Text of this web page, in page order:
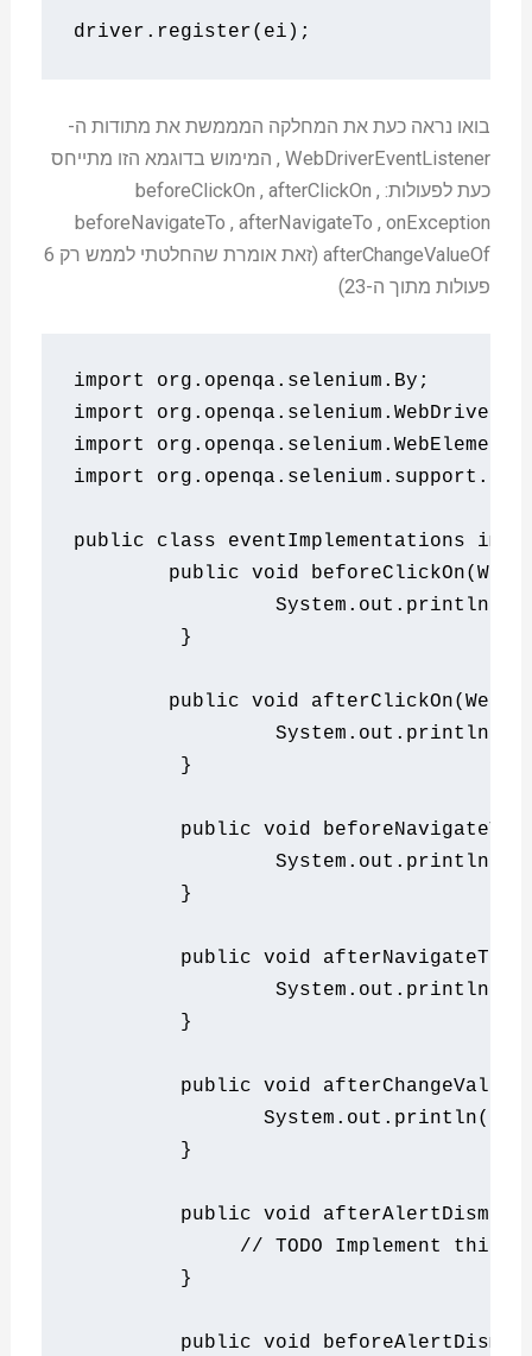
driver . register( ei );
בואו נראה כעת את המחלקה המממשת את מתודות ה-
WebDriverEventListener , המימוש בדוגמא הזו מתייחס
כעת לפעולות: beforeClickOn , afterClickOn ,
beforeNavigateTo , afterNavigateTo , onException
afterChangeValueOf (זאת אומרת שהחלטתי לממש רק 6
פעולות מתוך ה-23)
import org . openqa . selenium . By ;
import org . openqa . selenium . WebDriver
import org . openqa . selenium . WebElement
import org . openqa . selenium . support .
public class eventImplementations
public void beforeClickOn(
System . out . println
}
public void afterClickOn(
System . out . println
}
public void beforeNavigateTo
System . out . println
}
public void afterNavigateTo
System . out . println
}
public void
System . out . println(
}
public void afterAlertDismiss
// TODO Implement this
}
public void